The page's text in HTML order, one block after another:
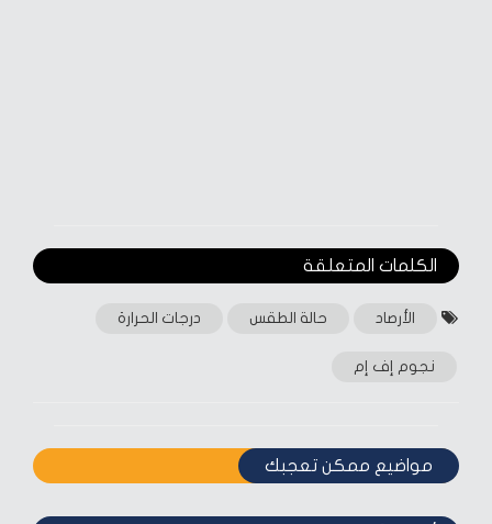
الكلمات المتعلقة‎
الأرصاد حالة الطقس درجات الحرارة
نجوم إف إم
مواضيع ممكن تعجبك